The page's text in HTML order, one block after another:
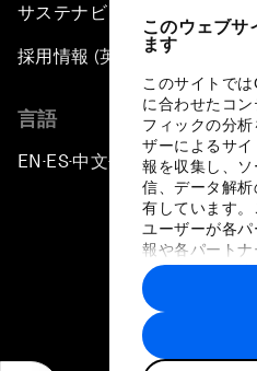
このウェブサ
ます
このサイトで
に合わせたコ
フィックの分
ザーによるサ
報を収集し、
信、データ解
有しています。
ユーザーが各
報や各パート
に収集された
トナーによって
す。
サステナビリティへの取り組
採用情報 (英語のみ)
言語
EN ▪ES▪中文▪ 日本語
プライバシーポ
サイト